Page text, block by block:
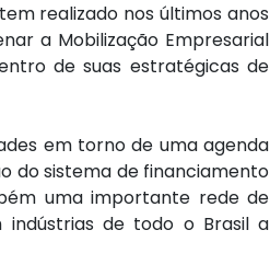
realizado nos últimos anos
a Mobilização Empresarial
de suas estratégicas de
em torno de uma agenda
do sistema de financiamento
uma importante rede de
indústrias de todo o Brasil a